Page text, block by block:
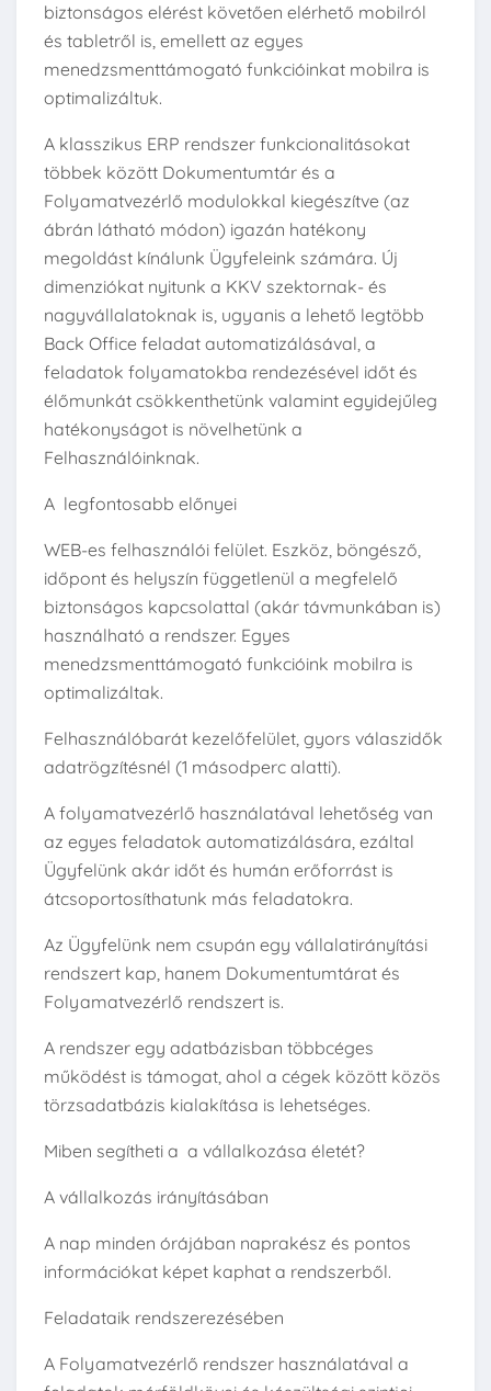
biztonságos elérést követően elérhető mobilról
és tabletről is, emellett az egyes
menedzsmenttámogató funkcióinkat mobilra is
optimalizáltuk.
A klasszikus ERP rendszer funkcionalitásokat
többek között Dokumentumtár és a
Folyamatvezérlő modulokkal kiegészítve (az
ábrán látható módon) igazán hatékony
megoldást kínálunk Ügyfeleink számára. Új
dimenziókat nyitunk a KKV szektornak- és
nagyvállalatoknak is, ugyanis a lehető legtöbb
Back Office feladat automatizálásával, a
feladatok folyamatokba rendezésével időt és
élőmunkát csökkenthetünk valamint egyidejűleg
hatékonyságot is növelhetünk a
Felhasználóinknak.
A legfontosabb előnyei
WEB-es felhasználói felület. Eszköz, böngésző,
időpont és helyszín függetlenül a megfelelő
biztonságos kapcsolattal (akár távmunkában is)
használható a rendszer. Egyes
menedzsmenttámogató funkcióink mobilra is
optimalizáltak.
Felhasználóbarát kezelőfelület, gyors válaszidők
adatrögzítésnél (1 másodperc alatti).
A folyamatvezérlő használatával lehetőség van
az egyes feladatok automatizálására, ezáltal
Ügyfelünk akár időt és humán erőforrást is
átcsoportosíthatunk más feladatokra.
Az Ügyfelünk nem csupán egy vállalatirányítási
rendszert kap, hanem Dokumentumtárat és
Folyamatvezérlő rendszert is.
A rendszer egy adatbázisban többcéges
működést is támogat, ahol a cégek között közös
törzsadatbázis kialakítása is lehetséges.
Miben segítheti a a vállalkozása életét?
A vállalkozás irányításában
A nap minden órájában naprakész és pontos
információkat képet kaphat a rendszerből.
Feladataik rendszerezésében
A Folyamatvezérlő rendszer használatával a